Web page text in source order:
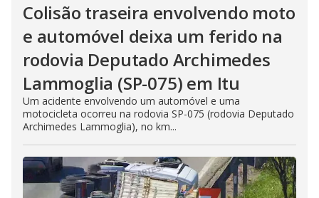
Colisão traseira envolvendo moto
e automóvel deixa um ferido na
rodovia Deputado Archimedes
Lammoglia (SP-075) em Itu
Um acidente envolvendo um automóvel e uma
motocicleta ocorreu na rodovia SP-075 (rodovia Deputado
Archimedes Lammoglia), no km...